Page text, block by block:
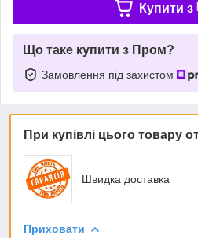
Купити з
Що таке купити з Пром?
Замовлення під захистом
При купівлі цього товару
Швидка доставка
Приховати